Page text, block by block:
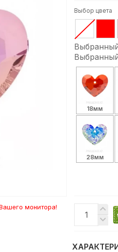
монитора!
Выбор цвета
18мм
28мм